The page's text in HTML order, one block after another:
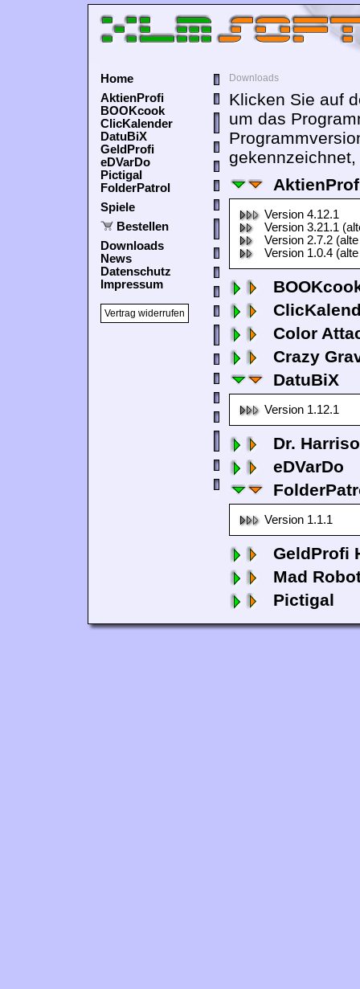
Home
AktienProfi
BOOKcook
ClicKalender
DatuBiX
GeldProfi
eDVarDo
Pictigal
FolderPatrol
Spiele
Bestellen
Downloads
News
Datenschutz
Impressum
Vertrag widerrufen
Downloads
Klicken Sie auf
um das
Version 4.12.1
Version 3.21.1
Version 2.7.2
Version 1.0.4
Color
Crazy
DatuBiX
Version 1.12.1
Dr.
eDVarDo
Version 1.1.1
GeldProfi
Mad
Pictigal